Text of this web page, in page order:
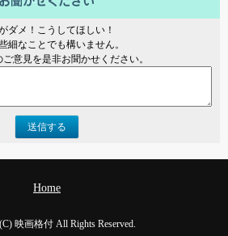
ダメ！こうしてほしい！
細なことでも構いません。
意見を是非お聞かせください。
送信する
Home
映画格付 All Rights Reserved.